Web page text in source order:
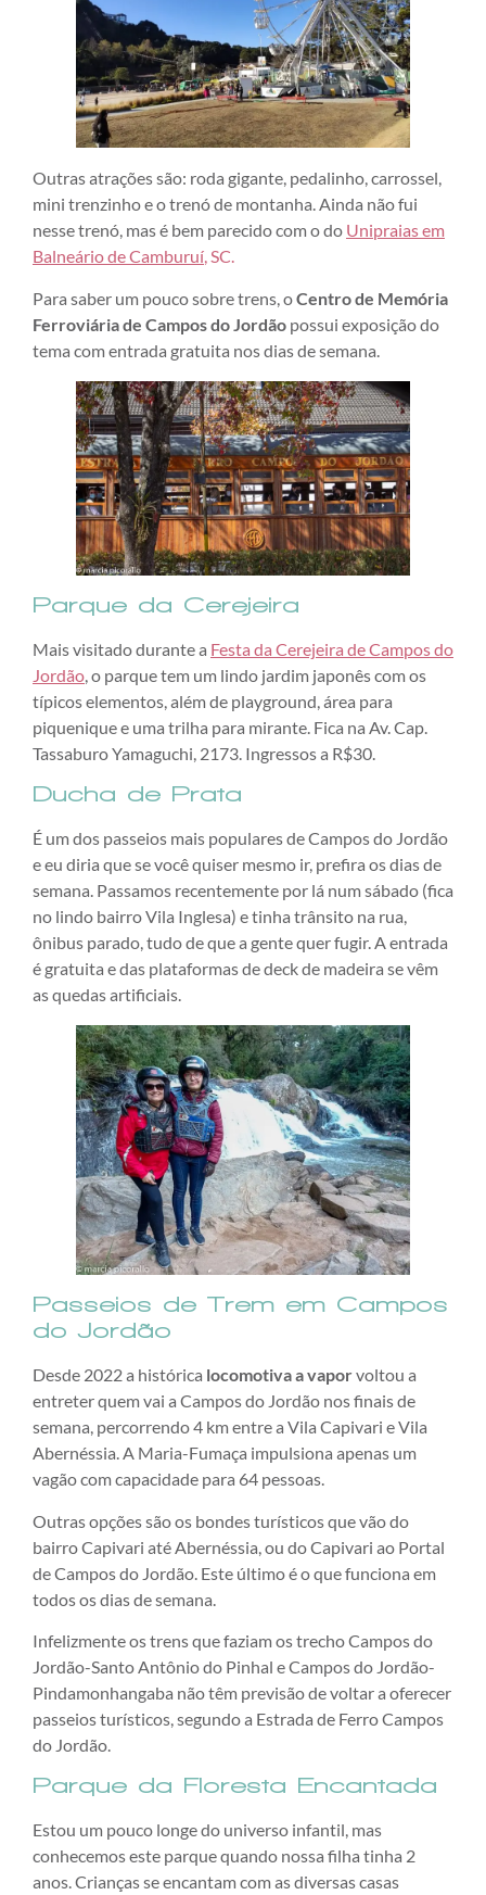
Outras atrações são: roda gigante, pedalinho, carrossel,
mini trenzinho e o trenó de montanha. Ainda não fui
nesse trenó, mas é bem parecido com o do Unipraias em
Balneário de Camburuí, SC.
Para saber um pouco sobre trens, oCentro de Memória
Ferroviária de Campos do Jordão possui exposição do
tema com entrada gratuita nos dias de semana.
Parque da Cerejeira
Mais visitado durante a Festa da Cerejeira de Campos do
Jordão , o parque tem um lindo jardim japonês com os
típicos elementos, além de playground, área para
piquenique e uma trilha para mirante. Fica na Av. Cap.
Tassaburo Yamaguchi, 2173. Ingressos a R$30.
Ducha de Prata
É um dos passeios mais populares de Campos do Jordão
e eu diria que se você quiser mesmo ir, prefira os dias de
semana. Passamos recentemente por lá num sábado (fica
no lindo bairro Vila Inglesa) e tinha trânsito na rua,
ônibus parado, tudo de que a gente quer fugir. A entrada
é gratuita e das plataformas de deck de madeira se vêm
as quedas artificiais.
Passeios de Trem em Campos
do Jordão
Desde 2022 a histórica locomotiva a vaporvoltou a
entreter quem vai a Campos do Jordão nos finais de
semana, percorrendo 4 km entre a Vila Capivari e Vila
Abernéssia. A Maria-Fumaça impulsiona apenas um
vagão com capacidade para 64 pessoas.
Outras opções são os bondes turísticos que vão do
bairro Capivari até Abernéssia, ou do Capivari ao Portal
de Campos do Jordão. Este último é o que funciona em
todos os dias de semana.
Infelizmente os trens que faziam os trecho Campos do
Jordão-Santo Antônio do Pinhal e Campos do Jordão-
Pindamonhangaba não têm previsão de voltar a oferecer
passeios turísticos, segundo a Estrada de Ferro Campos
do Jordão.
Parque da Floresta Encantada
Estou um pouco longe do universo infantil, mas
conhecemos este parque quando nossa filha tinha 2
anos. Crianças se encantam com as diversas casas